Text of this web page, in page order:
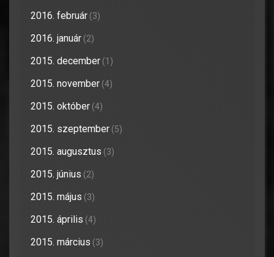
2016. február (3)
2016. január (2)
2015. december (1)
2015. november (4)
2015. október (4)
2015. szeptember (5)
2015. augusztus (3)
2015. június (2)
2015. május (3)
2015. április (4)
2015. március (3)